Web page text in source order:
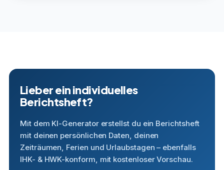
Lieber ein individuelles
Berichtsheft?
Mit dem KI-Generator erstellst du ein Berichtsheft
mit deinen persönlichen Daten, deinen
Zeiträumen, Ferien und Urlaubstagen – ebenfalls
IHK- & HWK-konform, mit kostenloser Vorschau.